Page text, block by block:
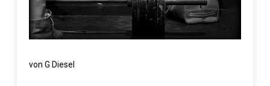
von G Diesel